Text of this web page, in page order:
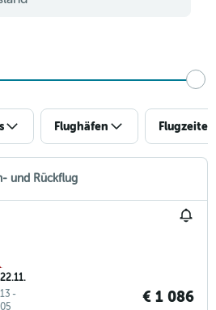
Flughäfen Flugzeiten
und Rückflug
-
€ 1 086